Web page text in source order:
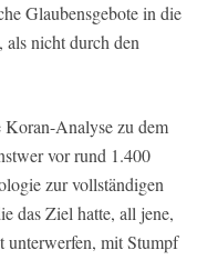
Glaubensgebote in die
als nicht durch den
Koran-Analyse zu dem
vor rund 1.400
zur vollständigen
das Ziel hatte, all jene,
unterwerfen, mit Stumpf